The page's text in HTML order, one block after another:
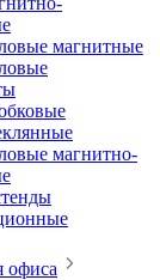
магнитные
магнитно-
офиса